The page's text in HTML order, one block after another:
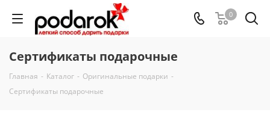
0
Сертификаты подарочные
Главная - Каталог - Оригинальные подарки -
Сертификаты подарочные